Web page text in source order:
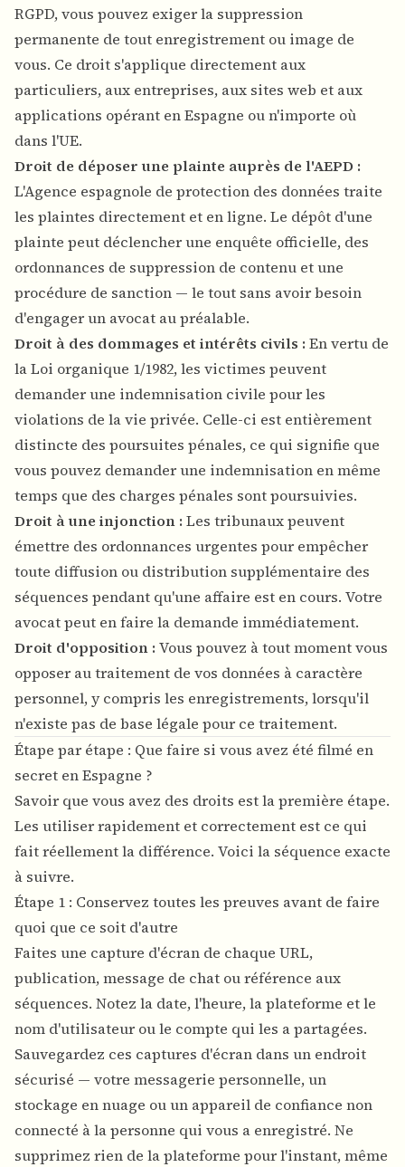
RGPD, vous pouvez exiger la suppression
permanente de tout enregistrement ou image de
vous. Ce droit s'applique directement aux
particuliers, aux entreprises, aux sites web et aux
applications opérant en Espagne ou n'importe où
dans l'UE.
Droit de déposer une plainte auprès de l'AEPD :
L'Agence espagnole de protection des données traite
les plaintes directement et en ligne. Le dépôt d'une
plainte peut déclencher une enquête officielle, des
ordonnances de suppression de contenu et une
procédure de sanction — le tout sans avoir besoin
d'engager un avocat au préalable.
Droit à des dommages et intérêts civils : En vertu de
la Loi organique 1/1982, les victimes peuvent
demander une indemnisation civile pour les
violations de la vie privée. Celle-ci est entièrement
distincte des poursuites pénales, ce qui signifie que
vous pouvez demander une indemnisation en même
temps que des charges pénales sont poursuivies.
Droit à une injonction : Les tribunaux peuvent
émettre des ordonnances urgentes pour empêcher
toute diffusion ou distribution supplémentaire des
séquences pendant qu'une affaire est en cours. Votre
avocat peut en faire la demande immédiatement.
Droit d'opposition : Vous pouvez à tout moment vous
opposer au traitement de vos données à caractère
personnel, y compris les enregistrements, lorsqu'il
n'existe pas de base légale pour ce traitement.
Étape par étape : Que faire si vous avez été filmé en
secret en Espagne ?
Savoir que vous avez des droits est la première étape.
Les utiliser rapidement et correctement est ce qui
fait réellement la différence. Voici la séquence exacte
à suivre.
Étape 1 : Conservez toutes les preuves avant de faire
quoi que ce soit d'autre
Faites une capture d'écran de chaque URL,
publication, message de chat ou référence aux
séquences. Notez la date, l'heure, la plateforme et le
nom d'utilisateur ou le compte qui les a partagées.
Sauvegardez ces captures d'écran dans un endroit
sécurisé — votre messagerie personnelle, un
stockage en nuage ou un appareil de confiance non
connecté à la personne qui vous a enregistré. Ne
supprimez rien de la plateforme pour l'instant, même